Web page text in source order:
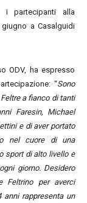
i partecipanti alla
a Casalguidi
ODV, ha espresso
“Sono
a fianco di tanti
Faresin, Michael
e di aver portato
nel cuore di una
sport di alto livello e
giorno. Desidero
Feltrino per averci
anni rappresenta un